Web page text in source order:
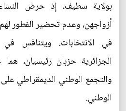
بولاية سطيف، إذ حرض
أزواجهن، وعدم تحضير الفطور
في الانتخابات. ويتنافس في
الجزائرية حزبان رئيسيان،
والتجمع الوطني الديمقراطي
الوطني.